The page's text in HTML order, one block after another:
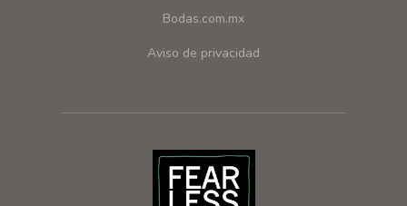
Bodas.com.mx
Aviso de privacidad